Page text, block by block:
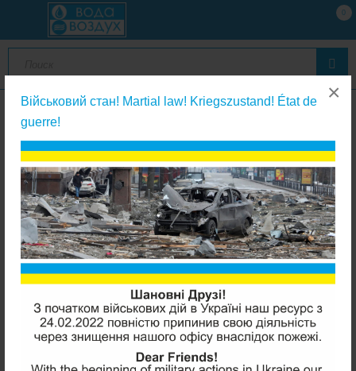
Військовий стан! Martial law! Kriegszustand! État de
guerre!
×
0
Системы обратного осмоса